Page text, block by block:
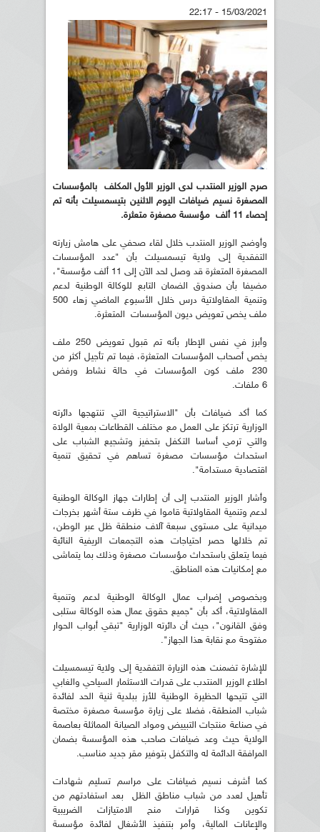
15/03/2021 - 22:17
صرح الوزير المنتدب لدى الوزير الأول المكلف
بالمؤسسات
المصغرة نسيم ضيافات اليوم الاثنين بتيسمسيلت بأنه تم
إحصاء 11 ألف
مؤسسة مصغرة متعثرة.
وأوضح الوزير المنتدب خلال لقاء صحفي على هامش زيارته
التفقدية إلى ولاية تيسمسيلت بأن "عدد المؤسسات
المصغرة المتعثرة قد وصل لحد الآن إلى 11 ألف مؤسسة"،
مضيفا بأن صندوق الضمان التابع للوكالة الوطنية لدعم
وتنمية المقاولاتية درس خلال الأسبوع الماضي زهاء 500
ملف يخص تعويض ديون المؤسسات المتعثرة.
وأبرز في نفس الإطار بأنه تم قبول تعويض 250 ملف
يخص أصحاب المؤسسات المتعثرة، فيما تم تأجيل أكثر من
230 ملف كون المؤسسات في حالة نشاط ورفض
6 ملفات.
كما أكد ضيافات بأن "الاستراتيجية التي تنتهجها دائرته
الوزارية ترتكز على العمل مع مختلف القطاعات بمعية الولاة
والتي ترمي أساسا التكفل بتحفيز وتشجيع الشباب على
استحداث مؤسسات مصغرة تساهم في تحقيق تنمية
اقتصادية مستدامة".
وأشار الوزير المنتدب إلى أن إطارات جهاز الوكالة الوطنية
لدعم وتنمية المقاولاتية قاموا في ظرف ستة أشهر بخرجات
ميدانية على مستوى سبعة آلاف منطقة ظل عبر الوطن،
تم خلالها حصر احتياجات هذه التجمعات الريفية النائية
فيما يتعلق باستحداث مؤسسات مصغرة وذلك بما يتماشى
مع إمكانيات هذه المناطق.
وبخصوص إضراب عمال الوكالة الوطنية لدعم وتنمية
المقاولاتية، أكد بأن "جميع حقوق عمال هذه الوكالة ستلبى
وفق القانون"، حيث أن دائرته الوزارية "تبقي أبواب الحوار
مفتوحة مع نقابة هذا الجهاز".
للإشارة تضمنت هذه الزيارة التفقدية إلى ولاية تيسمسيلت
اطلاع الوزير المنتدب على قدرات الاستثمار السياحي والغابي
التي تتيحها الحظيرة الوطنية للأرز ببلدية ثنية الحد لفائدة
شباب المنطقة، فضلا على زيارة مؤسسة مصغرة مختصة
في صناعة منتجات التبييض ومواد الصيانة المماثلة بعاصمة
الولاية حيث وعد ضيافات صاحب هذه المؤسسة بضمان
المرافقة الدائمة له والتكفل بتوفير مقر جديد مناسب.
كما أشرف نسيم ضيافات على مراسم تسليم شهادات
تأهيل لعدد من شباب مناطق الظل بعد استفادتهم من
تكوين وكذا قرارات منح الامتيازات الضريبية
والإعانات المالية، وأمر بتنفيذ الأشغال لفائدة مؤسسة